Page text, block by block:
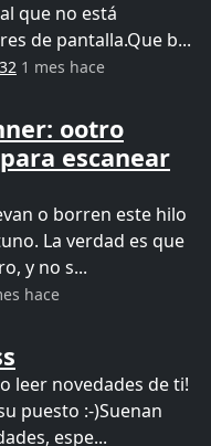
que no está
de pantalla.Que b...
1 mes hace
ootro
escanear
o borren este hilo
La verdad es que
y no s...
hace
leer novedades de ti!
puesto :-)Suenan
espe...